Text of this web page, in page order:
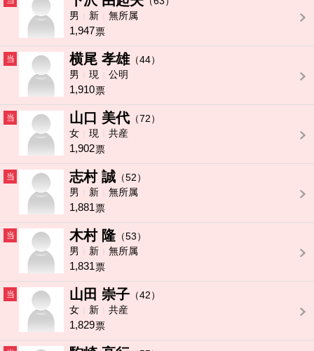
男
新 無所属
1,947票
当 横尾 孝雄（44）
男
現 公明
1,910票
当 山口 美代 （72）
女
現 共産
1,902票
当 志村 誠 （52）
男
新 無所属
1,881票
当 木村 隆 （53）
男
新 無所属
1,831票
当 山田 崇子 （42）
女
新 共産
1,829票